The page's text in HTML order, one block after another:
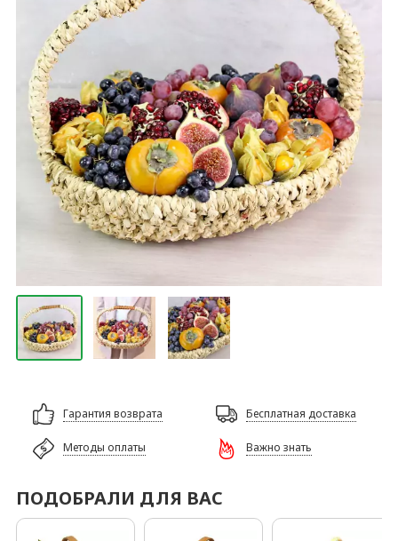
Гарантия возврата Бесплатная доставка
Методы оплаты Важно знать
ПОДОБРАЛИ ДЛЯ ВАС